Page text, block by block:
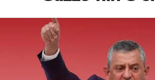
Haber Arşivi